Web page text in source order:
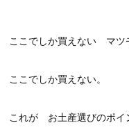
ここでしか買えない マツ
ここでしか買えない。
これが お土産選びのポイ